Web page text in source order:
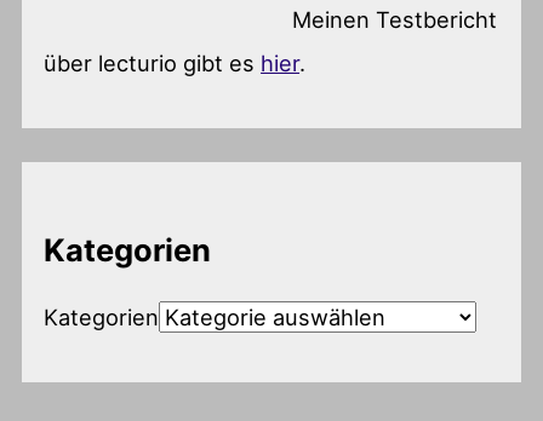
Meinen Testbericht
über lecturio gibt es hier.
Kategorien
Kategorien